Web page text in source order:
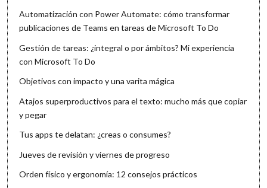
Automatización con Power Automate: cómo transformar
publicaciones de Teams en tareas de Microsoft To Do
Gestión de tareas: ¿integral o por ámbitos? Mi experiencia
con Microsoft To Do
Objetivos con impacto y una varita mágica
Atajos superproductivos para el texto: mucho más que copiar
y pegar
Tus apps te delatan: ¿creas o consumes?
Jueves de revisión y viernes de progreso
Orden físico y ergonomía: 12 consejos prácticos